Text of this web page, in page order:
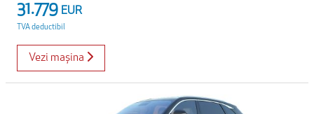
31.779 EUR
TVA deductibil
Vezi mașina